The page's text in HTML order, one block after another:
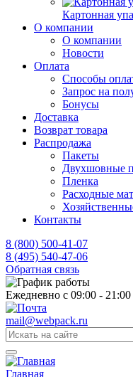
Картонная
О компании
О компании
Новости
Оплата
Способы
Запрос на
Бонусы
Доставка
Возврат товара
Распродажа
Пакеты
Двухшовные
Пленка
Расходные
Контакты
8 (800) 500-41-07
8 (495) 540-47-06
Обратная связь
Ежедневно с 09:00 - 21:00
mail@webpack.ru
Главная